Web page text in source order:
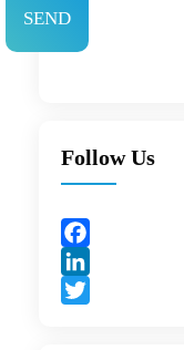
Follow Us
Facebook
LinkedIn